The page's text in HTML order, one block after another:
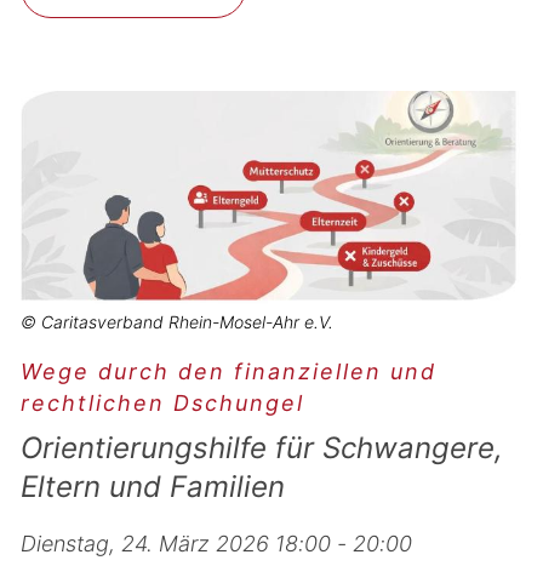
© Caritasverband Rhein-Mosel-Ahr e.V.
Wege durch den finanziellen und
rechtlichen Dschungel
Orientierungshilfe für Schwangere,
Eltern und Familien
Dienstag, 24. März 2026 18:00 - 20:00